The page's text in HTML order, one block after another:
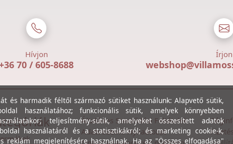
Hívjon
70 / 605-8688
Írjon
Általános Szerződési Feltételek
Adatvédelmi Nyilatkozat
és harmadik féltől származó sütiket használunk: Alapvető sütik,
használatához; funkcionális sütik, amelyek könnyebben
teljesítmény-sütik, amelyeket összesített adatok
használatáról és a statisztikákról; és marketing cookie-k,
reklám megjelenítésére használnak. Ha az "Összes elfogadása"